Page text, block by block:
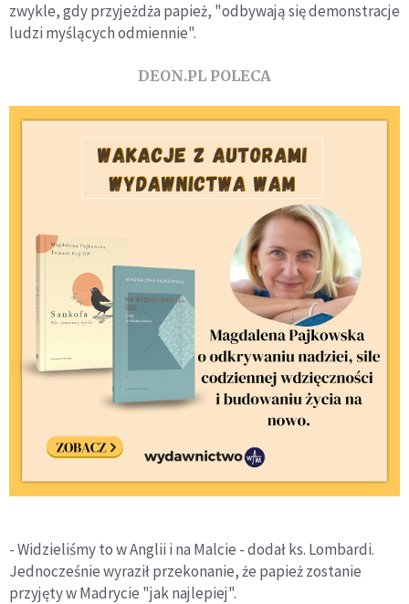
zwykle, gdy przyjeżdża papież, "odbywają się demonstracje
ludzi myślących odmiennie".
DEON.PL POLECA
- Widzieliśmy to w Anglii i na Malcie - dodał ks. Lombardi.
Jednocześnie wyraził przekonanie, że papież zostanie
przyjęty w Madrycie "jak najlepiej".